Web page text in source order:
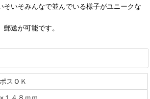
そいそみんなで並んでいる様子がユニークな
送が可能です。
スＯＫ
１４８ｍｍ